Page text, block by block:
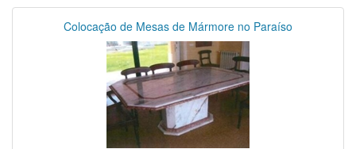
Colocação de Mesas de Mármore no Paraíso